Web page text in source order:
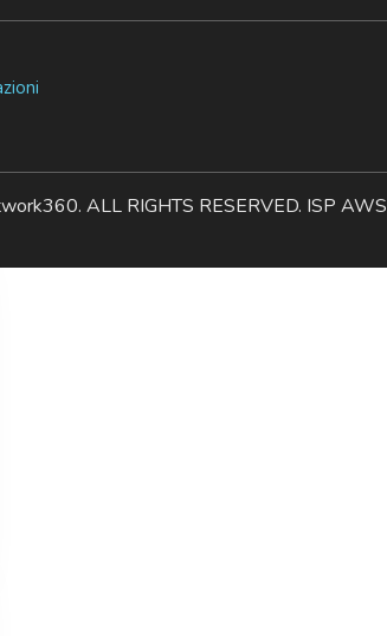
ALL RIGHTS RESERVED. ISP AWS